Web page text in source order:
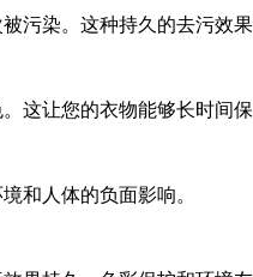
染。这种持久的去污效果
让您的衣物能够长时间保
和人体的负面影响。